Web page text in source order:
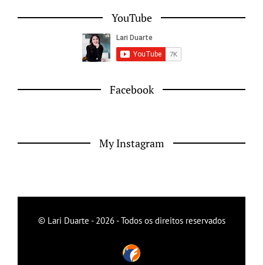
YouTube
Facebook
My Instagram
© Lari Duarte - 2026 - Todos os direitos reservados